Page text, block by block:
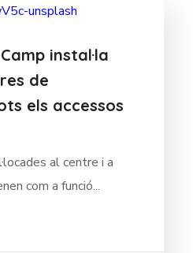
instal·la
de
els accessos
al centre i a
com a funció...